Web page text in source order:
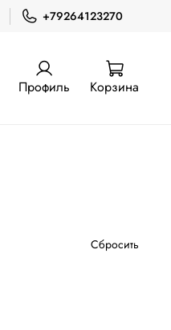
+79264123270
Профиль Корзина
Сбросить